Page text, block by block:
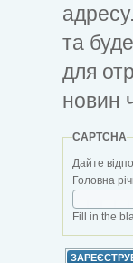
та
для
новин
CAPTCHA
Дайте
Головна
Fill in the